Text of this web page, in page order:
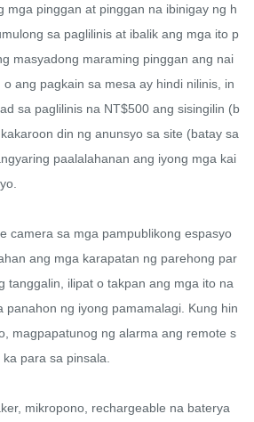
mga pinggan at pinggan na ibinigay ng h
sa paglilinis at ibalik ang mga ito p
masyadong maraming pinggan ang nai
ang pagkain sa mesa ay hindi nilinis, in
sa paglilinis na NT$500 ang sisingilin (b
din ng anunsyo sa site (batay sa
paalalahanan ang iyong mga kai
camera sa mga pampublikong espasyo
ang mga karapatan ng parehong par
tanggalin, ilipat o takpan ang mga ito na
panahon ng iyong pamamalagi. Kung hin
magpapatunog ng alarma ang remote s
para sa pinsala.
mikropono, rechargeable na baterya